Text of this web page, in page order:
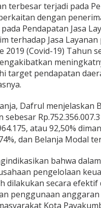
T
a
h
u
n
2
0
2
2
p
a
i
7
7
terbesar terjadi pada
dengan
Pendapatan Jasa
terhadap Jasa
2019 (Covid-19) Tahun
target pendapatan
Dafrul menjelaskan
sebesar
atau 92,50%
dan Belanja Modal
bahwa
pengelolaan
dilakukan secara efektif
penggunaan
Kota